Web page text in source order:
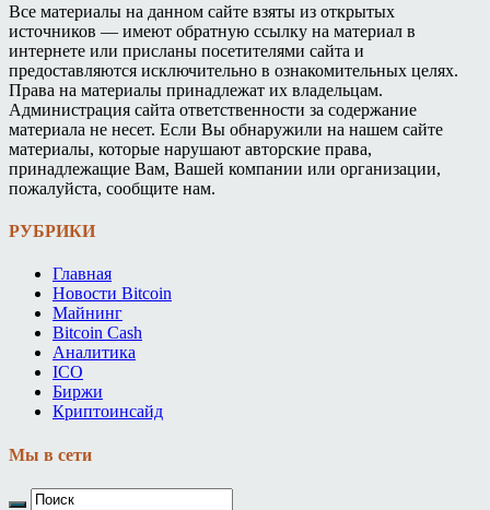
Все материалы на данном сайте взяты из открытых
источников — имеют обратную ссылку на материал в
интернете или присланы посетителями сайта и
предоставляются исключительно в ознакомительных целях.
Права на материалы принадлежат их владельцам.
Администрация сайта ответственности за содержание
материала не несет. Если Вы обнаружили на нашем сайте
материалы, которые нарушают авторские права,
принадлежащие Вам, Вашей компании или организации,
пожалуйста, сообщите нам.
РУБРИКИ
Главная
Новости Bitcoin
Майнинг
Bitcoin Cash
Аналитика
ICO
Биржи
Криптоинсайд
Мы в сети